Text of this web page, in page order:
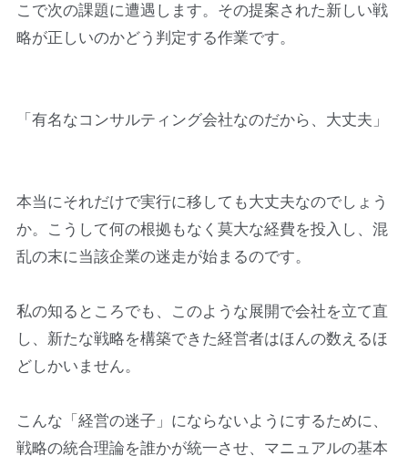
こで次の課題に遭遇します。その提案された新しい戦
略が正しいのかどう判定する作業です。
「有名なコンサルティング会社なのだから、大丈夫」
本当にそれだけで実行に移しても大丈夫なのでしょう
か。こうして何の根拠もなく莫大な経費を投入し、混
乱の末に当該企業の迷走が始まるのです。
私の知るところでも、このような展開で会社を立て直
し、新たな戦略を構築できた経営者はほんの数えるほ
どしかいません。
こんな「経営の迷子」にならないようにするために、
戦略の統合理論を誰かが統一させ、マニュアルの基本